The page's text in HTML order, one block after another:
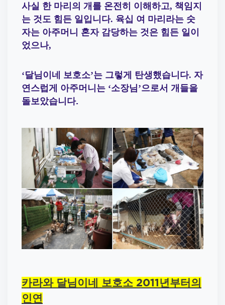
사실 한 마리의 개를 온전히 이해하고, 책임지
는 것도 힘든 일입니다. 육십 여 마리라는 숫
자는 아주머니 혼자 감당하는 것은 힘든 일이
었으나,
‘달님이네 보호소’는 그렇게 탄생했습니다. 자
연스럽게 아주머니는 ‘소장님 ’ 으로서 개들을
돌보았습니다.
카라와 달님이네 보호소 2011년부터의
인연